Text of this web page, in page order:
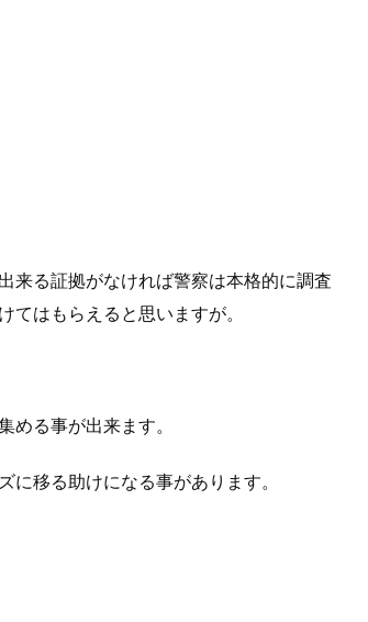
来る証拠がなければ警察は本格的に調査
はもらえると思いますが。
める事が出来ます。
移る助けになる事があります。